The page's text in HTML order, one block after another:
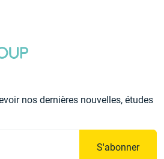
nos dernières nouvelles, études
S'abonner